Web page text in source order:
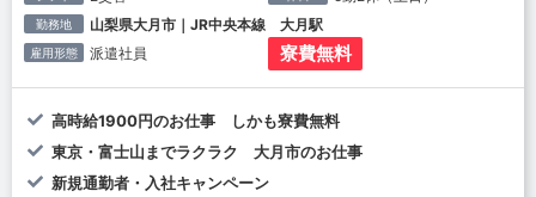
勤務地 山梨県大月市｜JR中央本線 大月駅
雇用形態 派遣社員 寮費無料
高時給1900円のお仕事 しかも寮費無料
東京・富士山までラクラク 大月市のお仕事
新規通勤者・入社キャンペーン